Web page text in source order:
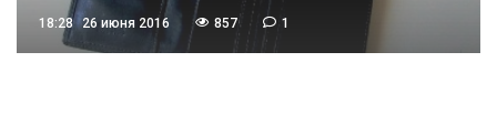
18:28 26 июня 2016 857 1